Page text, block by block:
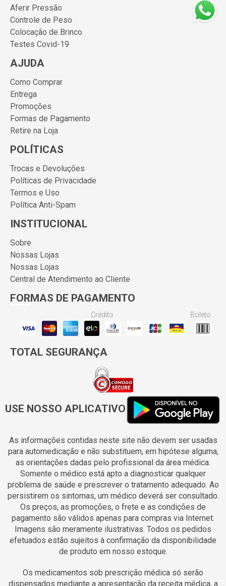
Aferir Pressão
Controle de Peso
Colocação de Brinco
Testes Covid-19
AJUDA
Como Comprar
Entrega
Promoções
Formas de Pagamento
Retire na Loja
POLÍTICAS
Trocas e Devoluções
Políticas de Privacidade
Termos e Uso
Política Anti-Spam
INSTITUCIONAL
Sobre
Nossas Lojas
Nossas Lojas
Central de Atendimento ao Cliente
FORMAS DE PAGAMENTO
Crédito Boleto
TOTAL SEGURANÇA
USE NOSSO APLICATIVO
As informações contidas neste site não devem ser usadas
para automedicação e não substituem, em hipótese alguma,
as orientações dadas pelo profissional da área médica.
Somente o médico está apto a diagnosticar qualquer
problema de saúde e prescrever o tratamento adequado. Ao
persistirem os sintomas, um médico deverá ser consultado.
Os preços, as promoções, o frete e as condições de
pagamento são válidos apenas para compras via Internet.
Imagens são meramente ilustrativas. Todos os pedidos
efetuados estão sujeitos à confirmação da disponibilidade
de produto em nosso estoque.
Os medicamentos sob prescrição médica só serão
dispensados mediante a apresentação da receita médica, a